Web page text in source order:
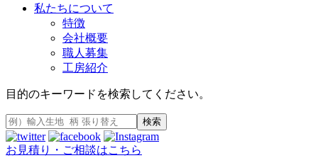
私たちについて
特徴
会社概要
職人募集
工房紹介
目的のキーワードを検索してください。
検索
お見積り・ご相談はこちら